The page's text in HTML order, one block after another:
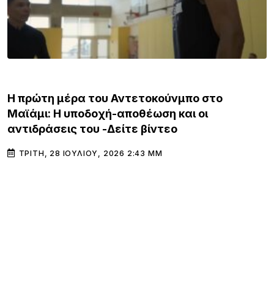
Η πρώτη μέρα του Αντετοκούνμπο στο
Μαϊάμι: Η υποδοχή-αποθέωση και οι
αντιδράσεις του -Δείτε βίντεο
ΤΡΊΤΗ, 28 ΙΟΥΛΊΟΥ, 2026 2:43 ΜΜ